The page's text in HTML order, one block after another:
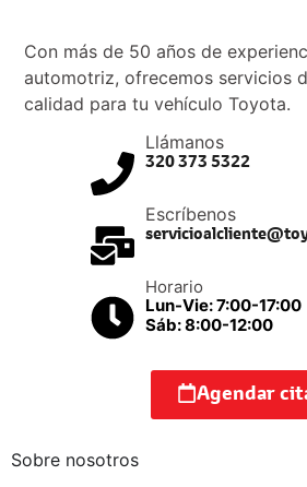
Con más de 50 años de
automotriz, ofrecemos servicios
calidad para tu vehículo Toyota.
Llámanos
320 373 5322
Escríbenos
Horario
Lun-Vie: 7:00-17:00
Sáb: 8:00-12:00
Agendar
Sobre nosotros